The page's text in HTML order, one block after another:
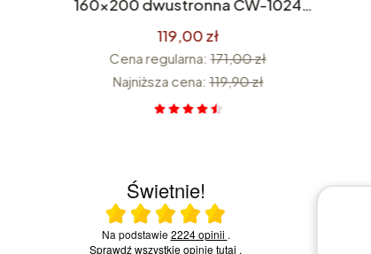
160x200 dwustronna CW-1024
Premium
119,00 zł
Cena regularna: 171,00 zł
Najniższa cena: 119,90 zł
Świetnie!
Ocena średnia 5 na 5
Na podstawie2224 opinii .
Sprawdź wszystkie opinietutaj .
23.07.2026